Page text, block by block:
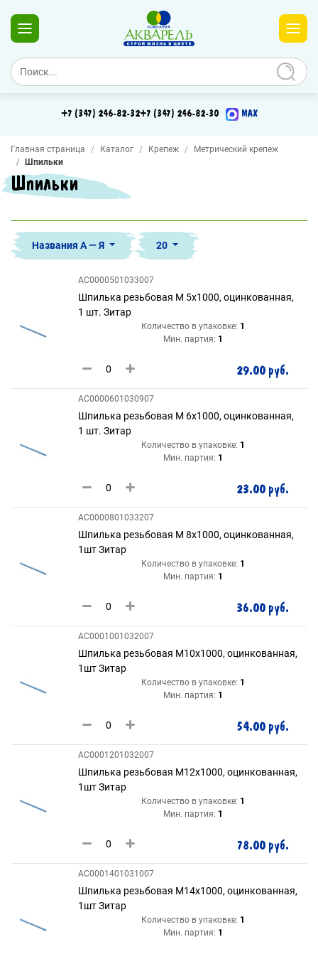
+7 (347) 246-82-32+7 (347) 246-82-30 MAX
Главная страница Каталог Крепеж
Метрический крепеж
Шпильки
Шпильки
Названия А — Я 20
AC0000501033007
Шпилька резьбовая М 5х1000, оцинкованная,
1 шт. Зитар
Количество в упаковке: 1
Мин. партия: 1
29.00 руб.
AC0000601030907
Шпилька резьбовая М 6х1000, оцинкованная,
1 шт. Зитар
Количество в упаковке: 1
Мин. партия: 1
23.00 руб.
AC0000801033207
Шпилька резьбовая М 8х1000, оцинкованная,
1шт Зитар
Количество в упаковке: 1
Мин. партия: 1
36.00 руб.
AC0001001032007
Шпилька резьбовая М10х1000, оцинкованная,
1шт Зитар
Количество в упаковке: 1
Мин. партия: 1
54.00 руб.
AC0001201032007
Шпилька резьбовая М12х1000, оцинкованная,
1шт Зитар
Количество в упаковке: 1
Мин. партия: 1
78.00 руб.
AC0001401031007
Шпилька резьбовая М14х1000, оцинкованная,
1шт Зитар
Количество в упаковке: 1
Мин. партия: 1